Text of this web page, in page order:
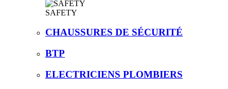
SAFETY
CHAUSSURES DE SÉCURITÉ
BTP
ELECTRICIENS PLOMBIERS